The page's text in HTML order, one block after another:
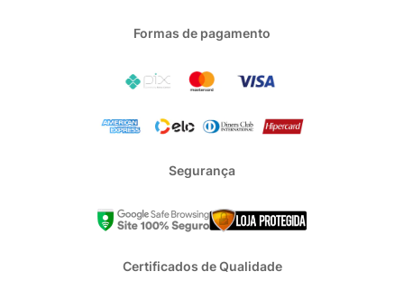
Formas de pagamento
Segurança
Certificados de Qualidade